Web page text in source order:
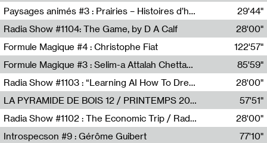
Revue Les Chambres,Marie-Hélène Lafon
Paysages animés #3 : Prairies – Histoires d’herbes et d’humains
Anne Simon
29'44"
Radia Show #1104: The Game, by D A Calf
Radio One NZ
28'00"
Formule Magique #4 : Christophe Fiat
Nathalie Lacroix
122'57"
Formule Magique #3 : Selim-a Attalah Chettaoui
Nathalie Lacroix,Selim-a Attalah Chettaoui
85'59"
Radia Show #1103 : “Learning AI How To Dream” by Sebastian Dingens (Radio Campus Bruxelles)
Radio Campus Bruxelles
28'00"
LA PYRAMIDE DE BOIS 12 / PRINTEMPS 2026
Sammy Stein
57'51"
Radia Show #1102 : The Economic Trip / Radio Grenouille
Radio Grenouille
28'00"
Introspecson #9 : Gérôme Guibert
77'10"